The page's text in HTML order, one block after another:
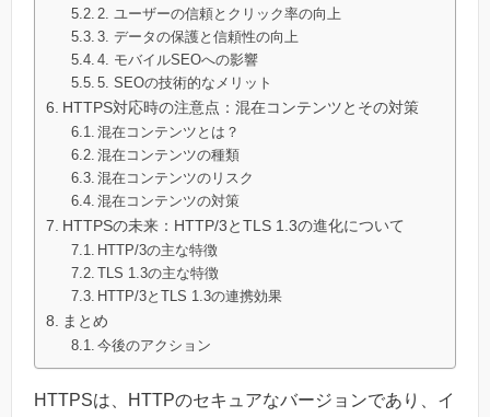
2. ユーザーの信頼とクリック率の向上
3. データの保護と信頼性の向上
4. モバイルSEOへの影響
5. SEOの技術的なメリット
HTTPS対応時の注意点：混在コンテンツとその対策
混在コンテンツとは？
混在コンテンツの種類
混在コンテンツのリスク
混在コンテンツの対策
HTTPSの未来：HTTP/3とTLS 1.3の進化について
HTTP/3の主な特徴
TLS 1.3の主な特徴
HTTP/3とTLS 1.3の連携効果
まとめ
今後のアクション
HTTPSは、HTTPのセキュアなバージョンであり、イ